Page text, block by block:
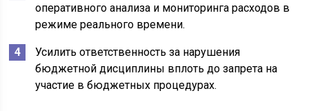
оперативного анализа и мониторинга расходов в
режиме реального времени.
Усилить ответственность за нарушения
бюджетной дисциплины вплоть до запрета на
участие в бюджетных процедурах.